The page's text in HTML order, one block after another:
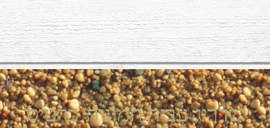
שדרוג עבור תמונות כרטיס